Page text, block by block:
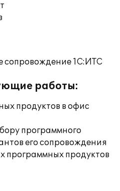
сопровождение 1С:ИТС
работы:
продуктов в офис
программного
его сопровождения
продуктов